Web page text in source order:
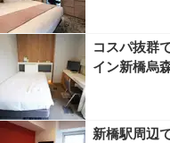
コスパ抜群
イン新橋烏
新橋駅周辺